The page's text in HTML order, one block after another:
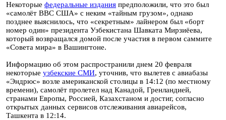
Некоторые федеральные издания предположили, что это был
«самолёт ВВС США» с неким «тайным грузом», однако
позднее выяснилось, что «секретным» лайнером был «борт
номер один» президента Узбекистана Шавката Мирзиёева,
который возвращался домой после участия в первом саммите
«Совета мира» в Вашингтоне.
Информацию об этом распространили днем 20 февраля
некоторые узбекские СМИ, уточнив, что вылетев с авиабазы
«Эндрюс» возле американской столицы в 14:12 (по местному
времени), самолёт пролетел над Канадой, Гренландией,
странами Европы, Россией, Казахстаном и достиг, согласно
открытых данных сервисов отслеживания авиарейсов,
Ташкента в 12:14.